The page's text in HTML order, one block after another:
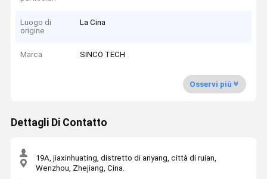
Luogo di
origine
La Cina
Marca SINCO TECH
Osservi più
Dettagli Di Contatto
19A, jiaxinhuating, distretto di anyang, città di ruian,
Wenzhou, Zhejiang, Cina.